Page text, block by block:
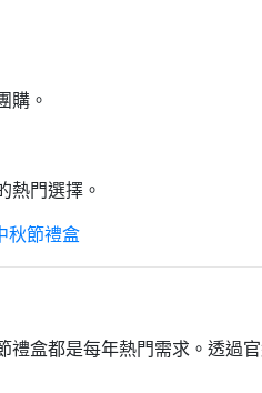
購。
熱門選擇。
秋節禮盒
盒都是每年熱門需求。透過